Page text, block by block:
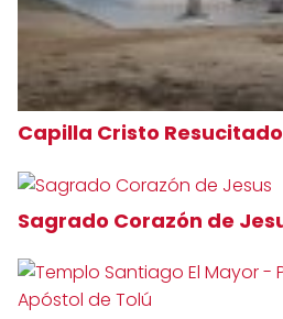
Capilla Cristo Resucitado
Sagrado Corazón de